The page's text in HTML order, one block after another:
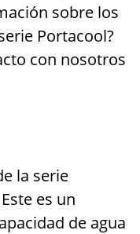
sobre los
Portacool?
con nosotros
la serie
es un
de agua